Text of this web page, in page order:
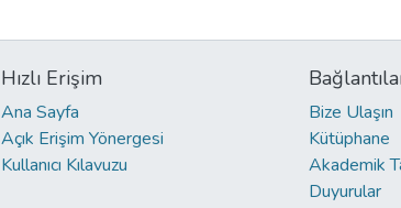
Hızlı Erişim
Ana Sayfa
Açık Erişim Yönergesi
Kullanıcı Kılavuzu
Bize Ulaşın
Kütüphane
Akademik
Duyurular